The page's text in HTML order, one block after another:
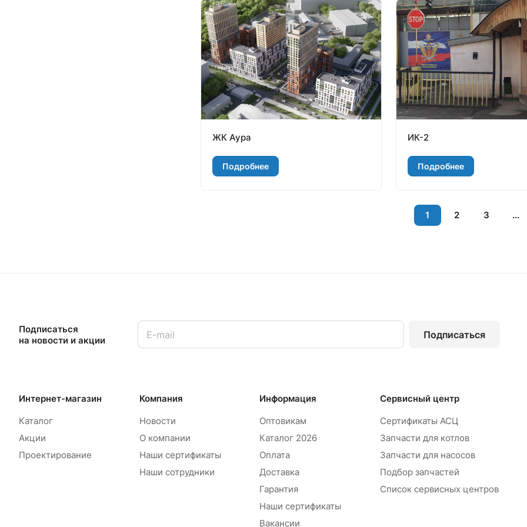
ЖК Аура
Подробнее
ИК-2
Подробнее
1 2 3 ...
Подписаться
на новости и акции
Подписаться
Интернет-магазин
Каталог
Акции
Проектирование
Компания
Новости
О компании
Наши сертификаты
Наши сотрудники
Информация
Оптовикам
Каталог 2026
Оплата
Доставка
Гарантия
Наши сертификаты
Вакансии
Сервисный центр
Сертификаты АСЦ
Запчасти для котлов
Запчасти для насосов
Подбор запчастей
Список сервисных центров